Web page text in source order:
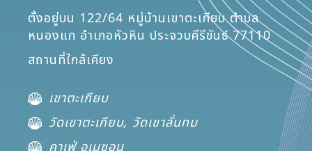
ตั้งอยู่บน 122/64 หมู่บ้านเขาตะเกียบ ตำบล
หนองแก อำเภอหัวหิน ประจวบคีรีขันธ์ 77110
สถานที่ใกล้เคียง
เขาตะเกียบ
วัดเขาตะเกียบ, วัดเขาลั่นทม
คาเฟ่ อเมซอน